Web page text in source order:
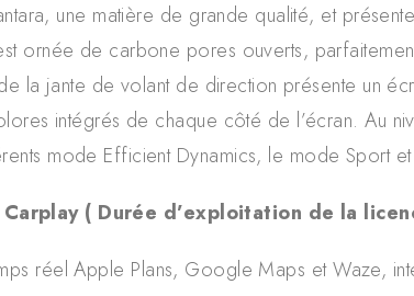
une matière de grande qualité, et
ornée de carbone pores ouverts,
la jante de volant de direction présente un
intégrés de chaque côté de l’écran. Au
mode Efficient Dynamics, le mode Sport
( Durée d’exploitation de la
réel Apple Plans, Google Maps et Waze,